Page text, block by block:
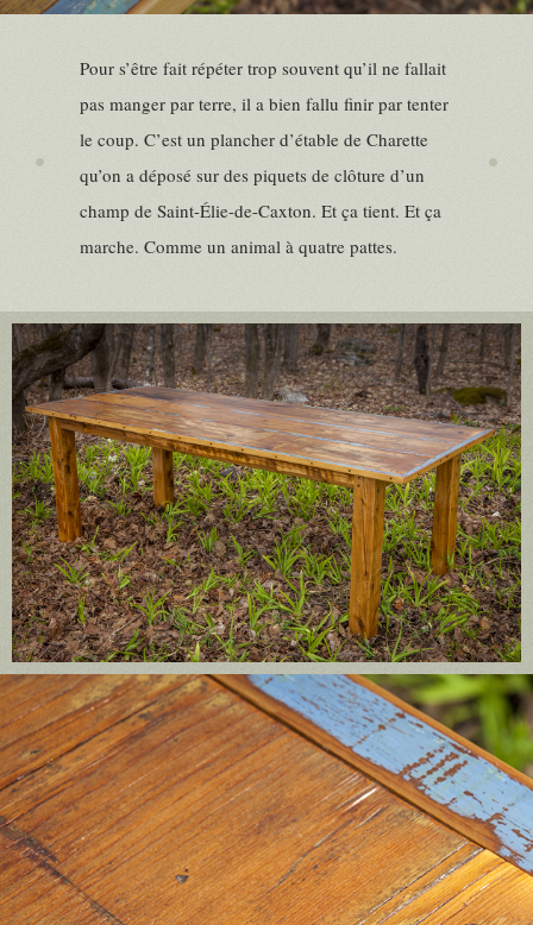
Pour s’être fait répéter trop souvent qu’il ne fallait
pas manger par terre, il a bien fallu finir par tenter
le coup. C’est un plancher d’étable de Charette
qu’on a déposé sur des piquets de clôture d’un
champ de Saint-Élie-de-Caxton. Et ça tient. Et ça
marche. Comme un animal à quatre pattes.